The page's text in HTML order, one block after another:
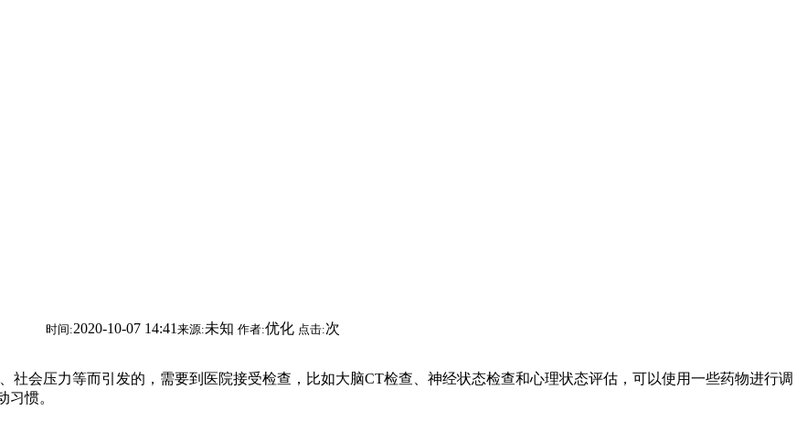
时间:2020-10-07 14:41 来源:未知 作者:优化 点击:次
社会压力等而引发的，需要到医院接受检查，比如大脑CT检查、神经状态检查和心理状态评估，可以使用一些药物进行调
惯。